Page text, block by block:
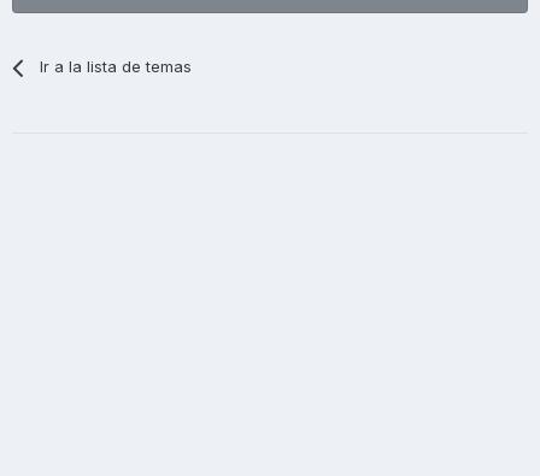
Ir a la lista de temas